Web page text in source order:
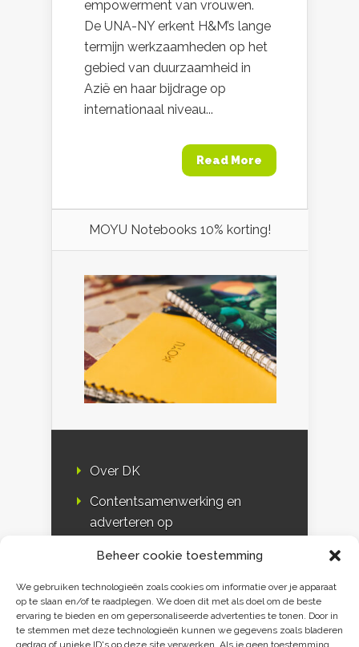
Beheer cookie toestemming
We gebruiken technologieën zoals cookies om informatie over je apparaat
op te slaan en/of te raadplegen. We doen dit met als doel om de beste
ervaring te bieden en om gepersonaliseerde advertenties te tonen. Door in
te stemmen met deze technologieën kunnen we gegevens zoals bladeren
gedrag of unieke ID's op deze site verwerken. Als je geen toestemming
empowerment van vrouwen.
De UNA-NY erkent H&M’s lange
termijn werkzaamheden op het
gebied van duurzaamheid in
Azië en haar bijdrage op
internationaal niveau...
Read More
MOYU Notebooks 10% korting!
Over DK
Contentsamenwerking en
adverteren op
DK & media
Disclaimer